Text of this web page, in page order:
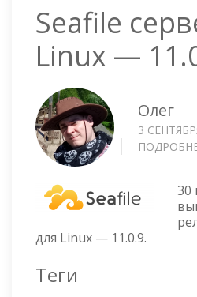
Seafile
Linux —
Олег
3
30
для Linux — 11.0.9.
Теги